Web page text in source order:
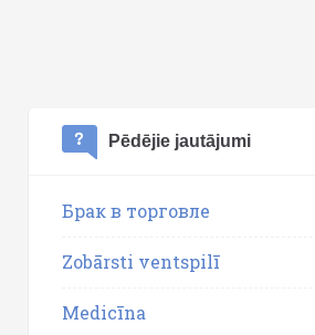
Pēdējie jautājumi
Брак в торговле
Zobārsti ventspilī
Medicīna